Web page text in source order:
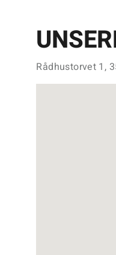
Rådhustorvet 1,